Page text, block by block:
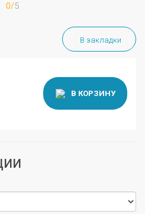
0/5
В закладки
В КОРЗИНУ